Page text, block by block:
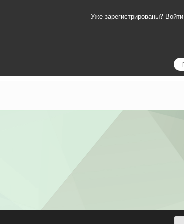
Уже зарегистрированы? Войти